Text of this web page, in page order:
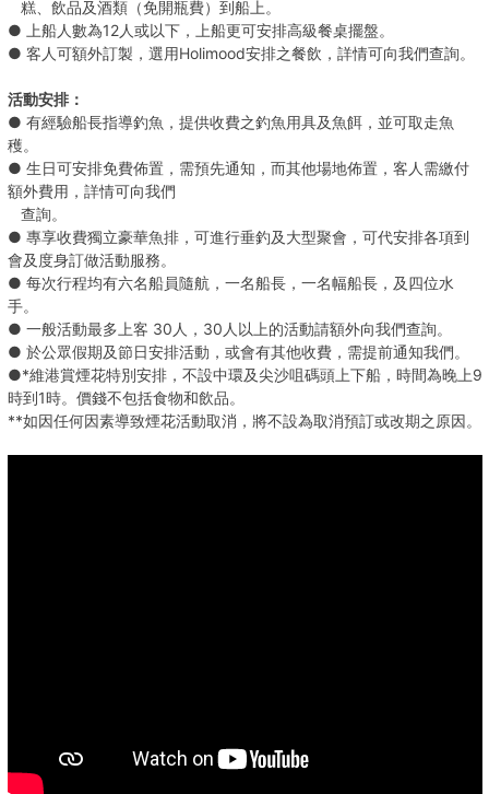
糕、飲品及酒類（免開瓶費）到船上。
● 上船人數為12人或以下，上船更可安排高級餐桌擺盤。
● 客人可額外訂製，選用Holimood安排之餐飲，詳情可向我們查詢。
活動安排：
● 有經驗船長指導釣魚，提供收費之釣魚用具及魚餌，並可取走魚
穫。
● 生日可安排免費佈置，需預先通知，而其他場地佈置，客人需繳付
額外費用，詳情可向我們
查詢。
● 專享收費獨立豪華魚排，可進行垂釣及大型聚會，可代安排各項到
會及度身訂做活動服務。
● 每次行程均有六名船員隨航，一名船長，一名幅船長，及四位水
手。
● 一般活動最多上客 30人，30人以上的活動請額外向我們查詢。
● 於公眾假期及節日安排活動，或會有其他收費，需提前通知我們。
●*維港賞煙花特別安排，不設中環及尖沙咀碼頭上下船，時間為晚上9
時到1時。價錢不包括食物和飲品。
**如因任何因素導致煙花活動取消，將不設為取消預訂或改期之原因。